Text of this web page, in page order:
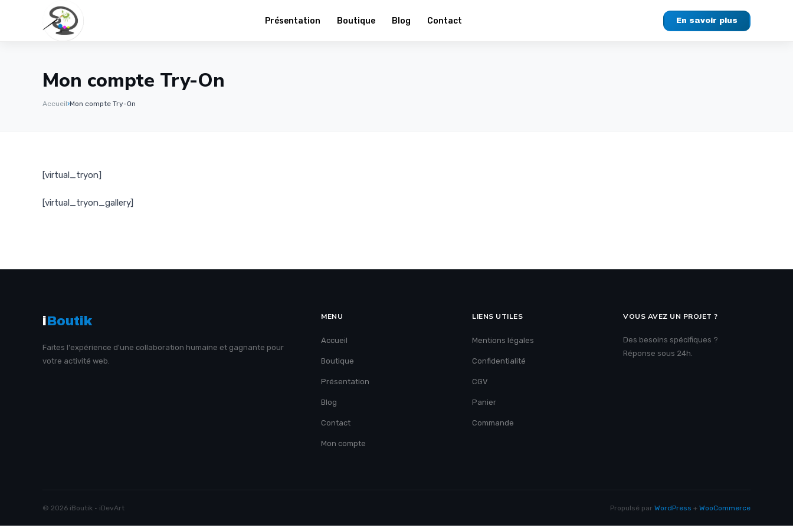
Présentation Boutique Blog Contact En savoir plus
Mon compte Try-On
Accueil›Mon compte Try-On
[virtual_tryon]
[virtual_tryon_gallery]
iBoutik
Faites l'expérience d'une collaboration humaine et gagnante pour
votre activité web.
MENU
Accueil
Boutique
Présentation
Blog
Contact
Mon compte
LIENS UTILES
Mentions légales
Confidentialité
CGV
Panier
Commande
VOUS AVEZ UN PROJET ?
Des besoins spécifiques ?
Réponse sous 24h.
© 2026 iBoutik · iDevArt Propulsé par WordPress + WooCommerce